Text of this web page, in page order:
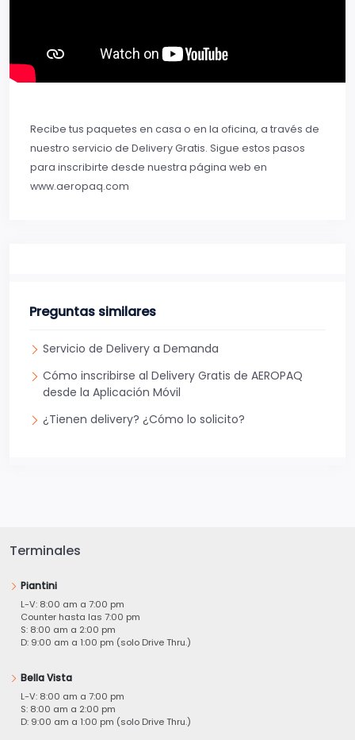
Recibe tus paquetes en casa o en la oficina, a través de
nuestro servicio de Delivery Gratis. Sigue estos pasos
para inscribirte desde nuestra página web en
www.aeropaq.com
Preguntas similares
Servicio de Delivery a Demanda
Cómo inscribirse al Delivery Gratis de AEROPAQ
desde la Aplicación Móvil
¿Tienen delivery? ¿Cómo lo solicito?
Terminales
Piantini
L-V: 8:00 am a 7:00 pm
Counter hasta las 7:00 pm
S: 8:00 am a 2:00 pm
D: 9:00 am a 1:00 pm (solo Drive Thru.)
Bella Vista
L-V: 8:00 am a 7:00 pm
S: 8:00 am a 2:00 pm
D: 9:00 am a 1:00 pm (solo Drive Thru.)